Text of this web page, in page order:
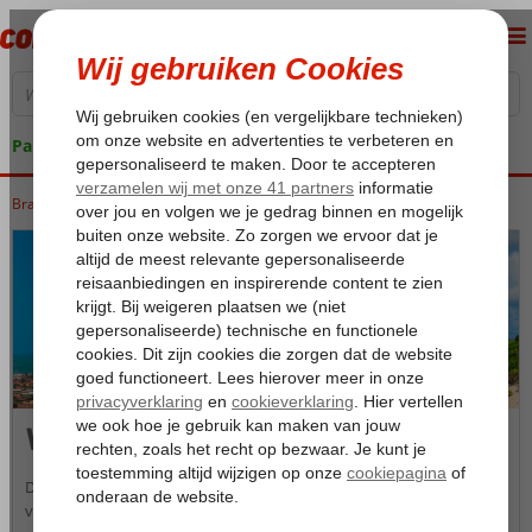
Pakketgarantie
Home
Brazilië Via Costeira
Via Costeira
De kuststrook van Natal, beter bekend als Via Costeira, is dé plek
voor een strandvakantie. Het ligt tussen het centrum van de grote